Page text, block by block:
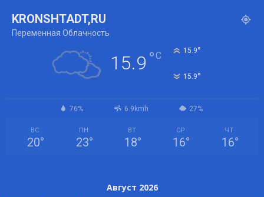
KRONSHTADT,RU
Переменная Облачность
15.9 °C 15.9°
15.9°
76% 6.9kmh 27%
ВС
20°
ПН
23°
ВТ
18°
СР
16°
ЧТ
16°
Август 2026